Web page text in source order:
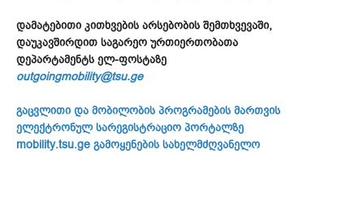
დამატებითი კითხვების არსებობის შემთხვევაში,
დაუკავშირდით საგარეო ურთიერთობათა
დეპარტამენტს ელ-ფოსტაზე
outgoingmobility@tsu.ge
გაცვლითი და მობილობის პროგრამების მართვის
ელექტრონულ სარეგისტრაციო პორტალზე
mobility.tsu.ge გამოყენების სახელმძღვანელო